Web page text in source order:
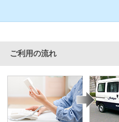
ご利用の流れ